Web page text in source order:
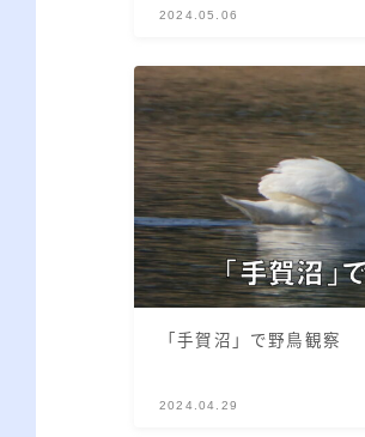
2024.05.06
「手賀沼」で野鳥観察
2024.04.29